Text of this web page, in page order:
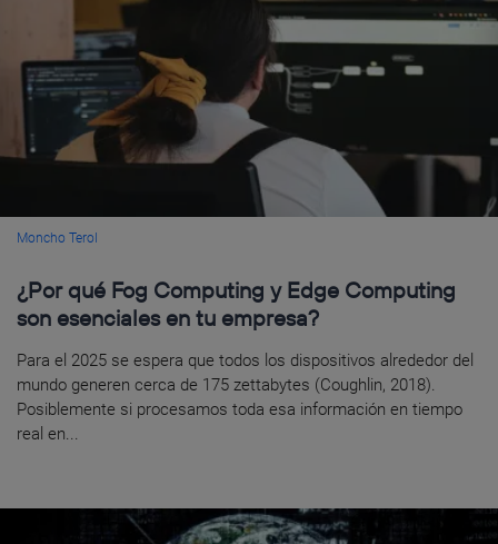
Moncho Terol
¿Por qué Fog Computing y Edge Computing
son esenciales en tu empresa?
Para el 2025 se espera que todos los dispositivos alrededor del
mundo generen cerca de 175 zettabytes (Coughlin, 2018).
Posiblemente si procesamos toda esa información en tiempo
real en...